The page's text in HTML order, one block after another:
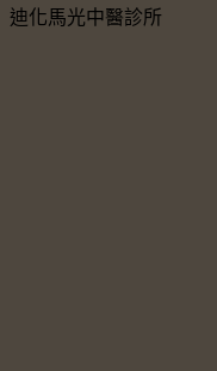
迪化馬光中醫診所